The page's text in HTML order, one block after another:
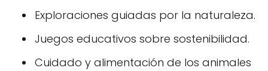
Exploraciones guiadas por la naturaleza.
Juegos educativos sobre sostenibilidad.
Cuidado y alimentación de los animales